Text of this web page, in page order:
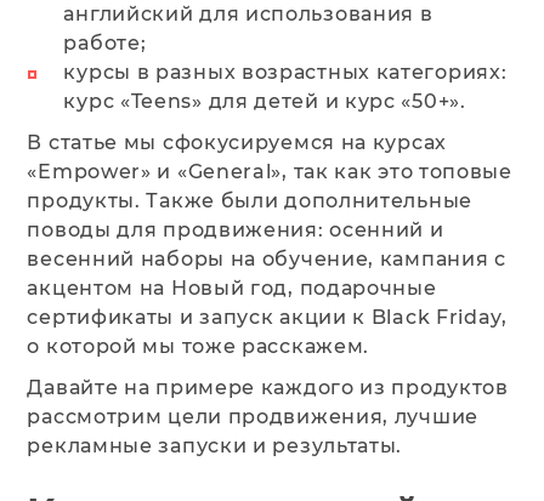
английский для использования в
работе;
курсы в разных возрастных категориях:
курс «‎Teens» для детей‎ и курс «‎50+»‎.
В статье мы сфокусируемся на курсах
«‎Empower» и «‎General»‎, так как это топовые
продукты. Также были дополнительные
поводы для продвижения: осенний и
весенний наборы на обучение, кампания с
акцентом на Новый год, подарочные
сертификаты и запуск акции к Black Friday,
о которой мы тоже расскажем.
Давайте на примере каждого из продуктов
рассмотрим цели продвижения, лучшие
рекламные запуски и результаты.